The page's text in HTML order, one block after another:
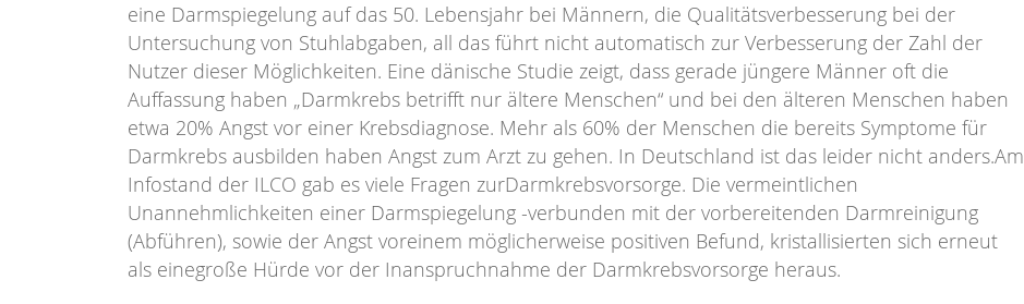
eine Darmspiegelung auf das 50. Lebensjahr bei Männern, die Qualitätsverbesserung bei der
Untersuchung von Stuhlabgaben, all das führt nicht automatisch zur Verbesserung der Zahl der
Nutzer dieser Möglichkeiten. Eine dänische Studie zeigt, dass gerade jüngere Männer oft die
Auffassung haben „Darmkrebs betrifft nur ältere Menschen“ und bei den älteren Menschen haben
etwa 20% Angst vor einer Krebsdiagnose. Mehr als 60% der Menschen die bereits Symptome für
Darmkrebs ausbilden haben Angst zum Arzt zu gehen. In Deutschland ist das leider nicht anders.Am
Infostand der ILCO gab es viele Fragen zurDarmkrebsvorsorge. Die vermeintlichen
Unannehmlichkeiten einer Darmspiegelung -verbunden mit der vorbereitenden Darmreinigung
(Abführen), sowie der Angst voreinem möglicherweise positiven Befund, kristallisierten sich erneut
als einegroße Hürde vor der Inanspruchnahme der Darmkrebsvorsorge heraus.